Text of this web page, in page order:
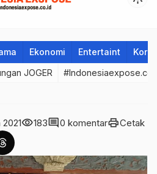
Ekonomi Entertaint
JOGER
visibility183comment0 komentarprintCetak